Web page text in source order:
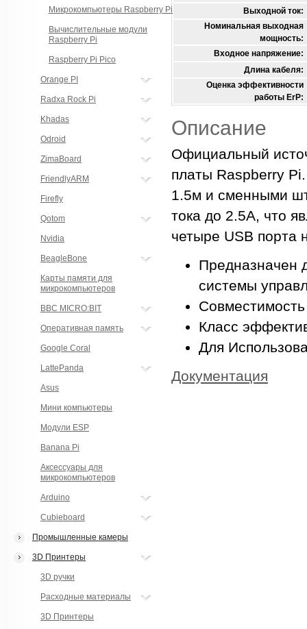
Микрокомпьютеры Raspberry Pi
Вычислительные модули
Raspberry Pi
Raspberry Pi Pico
Orange PI
Radxa Rock Pi
Khadas
Odroid
ZimaBoard
FriendlyARM
Firefly
Qotom
Nvidia
BeagleBone
Карты памяти для
микрокомпьютеров
BBC MICRO:BIT
Оперативная память
Google Coral
LattePanda
Asus
Мини компьютеры
Модули ESP
Banana Pi
Аксессуары для
микрокомпьютеров
Arduino
Cubieboard
Промышленные камеры
3D Принтеры
3D ручки
Расходные материалы
3D Принтеры
Выходной ток:
Номинальная выходная
мощность:
Входное напряжение:
Длина кабеля:
Оценка эффективности
работы ErP:
Описание
Официальный
платы Raspberry
1.5м и сменными
тока до 2.5А, что
четыре USB порта
Предназначен
системы
Класс
Для
Документация